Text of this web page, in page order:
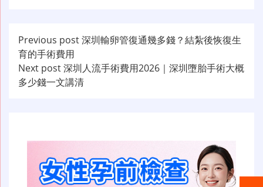
文
章
导
Previous post深圳輸卵管復通幾多錢？結紮後恢復生
育的手術費用
Next post深圳人流手術費用2026｜深圳墮胎手術大概
多少錢一文講清